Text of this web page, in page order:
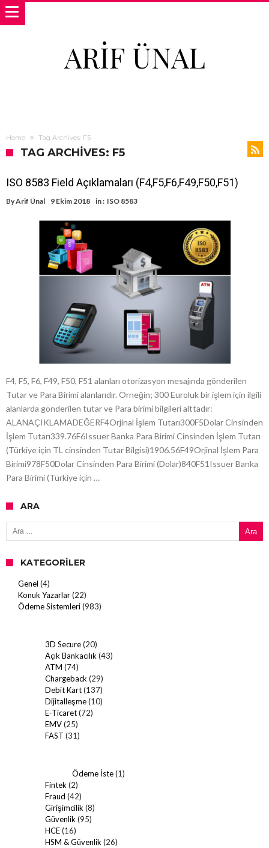
ARIF ÜNAL
Home Tag Archives: F5
TAG ARCHIVES: F5
ISO 8583 Field Açıklamaları (F4,F5,F6,F49,F50,F51)
ByArif Ünal 9 Ekim 2018 in : ISO 8583
F4, F5, F6, F49, F50, F51 alanları otorizasyon mesajında gönderilen
Tutar ve Para Birimi alanlarıdır. Örneğin; 300 Euroluk bir işlem için ilgili
alanlarda gönderilen tutar ve Para birimi bilgileri alttadır:
ALANAÇIKLAMADEĞERF4Orjinal İşlem Tutarı300F5Dolar Cinsinden
İşlem Tutarı339.76F6Issuer Banka Para Birimi Cinsinden İşlem Tutarı
(Türkiye için TL cinsinden Tutar Bilgisi)1906.56F49Orjinal İşlem Para
Birimi978F50Dolar Cinsinden Para Birimi (Dolar)840F51Issuer Banka
Para Birimi (Türkiye için …
ARA
Arama:
KATEGORILER
Genel (4)
Konuk Yazarlar(22)
Ödeme Sistemleri(983)
3D Secure(20)
Açık Bankacılık(43)
ATM (74)
Chargeback(29)
Debit Kart(137)
Dijitalleşme(10)
E-Ticaret(72)
EMV(25)
FAST (31)
Ödeme İste(1)
Fintek(2)
Fraud (42)
Girişimcilik(8)
Güvenlik(95)
HCE(16)
HSM & Güvenlik(26)